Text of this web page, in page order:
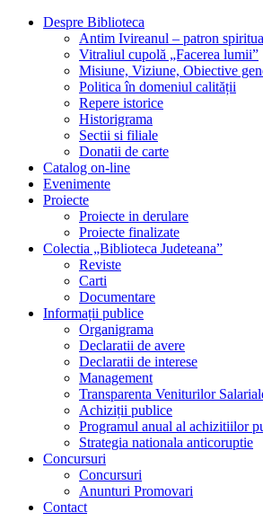
Despre Biblioteca
Antim Ivireanul – patron
Vitraliul cupolă „Facerea lumii”
Misiune, Viziune, Obiective
Politica în domeniul calității
Repere istorice
Historigrama
Sectii si filiale
Donatii de carte
Catalog on-line
Evenimente
Proiecte
Proiecte in derulare
Proiecte finalizate
Colectia „Biblioteca Judeteana”
Reviste
Carti
Documentare
Informații publice
Organigrama
Declaratii de avere
Declaratii de interese
Management
Transparenta Veniturilor
Achiziții publice
Programul anual al achizitiilor
Strategia nationala anticoruptie
Concursuri
Concursuri
Anunturi Promovari
Contact